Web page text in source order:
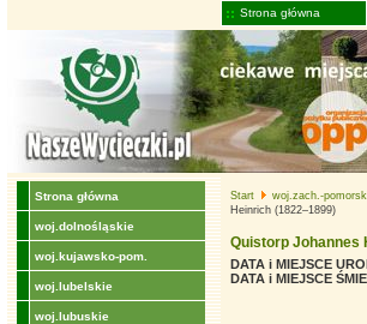
Strona główna
Strona główna
woj.dolnośląskie
woj.kujawsko-pom.
woj.lubelskie
woj.lubuskie
Start woj.zach.-
Heinrich (1822–1899)
Quistorp Johannes
DATA i MIEJSCE
DATA i MIEJSCE